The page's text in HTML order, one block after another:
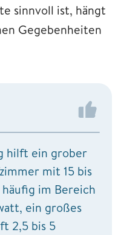
sinnvoll ist, hängt
Gegebenheiten
hilft ein grober
mit 15 bis
im Bereich
ein großes
2,5 bis 5